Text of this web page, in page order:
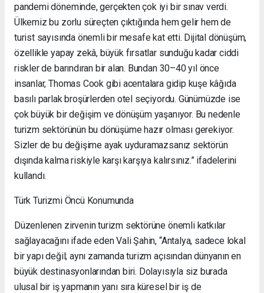
pandemi döneminde, gerçekten çok iyi bir sınav verdi.
Ülkemiz bu zorlu süreçten çıktığında hem gelir hem de
turist sayısında önemli bir mesafe kat etti. Dijital dönüşüm,
özellikle yapay zekâ, büyük fırsatlar sunduğu kadar ciddi
riskler de barındıran bir alan. Bundan 30–40 yıl önce
insanlar, Thomas Cook gibi acentalara gidip kuşe kâğıda
basılı parlak broşürlerden otel seçiyordu. Günümüzde ise
çok büyük bir değişim ve dönüşüm yaşanıyor. Bu nedenle
turizm sektörünün bu dönüşüme hazır olması gerekiyor.
Sizler de bu değişime ayak uyduramazsanız sektörün
dışında kalma riskiyle karşı karşıya kalırsınız.” ifadelerini
kullandı.
Türk Turizmi Öncü Konumunda
Düzenlenen zirvenin turizm sektörüne önemli katkılar
sağlayacağını ifade eden Vali Şahin, “Antalya, sadece lokal
bir yapı değil; aynı zamanda turizm açısından dünyanın en
büyük destinasyonlarından biri. Dolayısıyla siz burada
ulusal bir iş yapmanın yanı sıra küresel bir iş de